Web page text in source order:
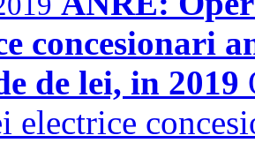
concesionari
de lei, in 2019
electrice